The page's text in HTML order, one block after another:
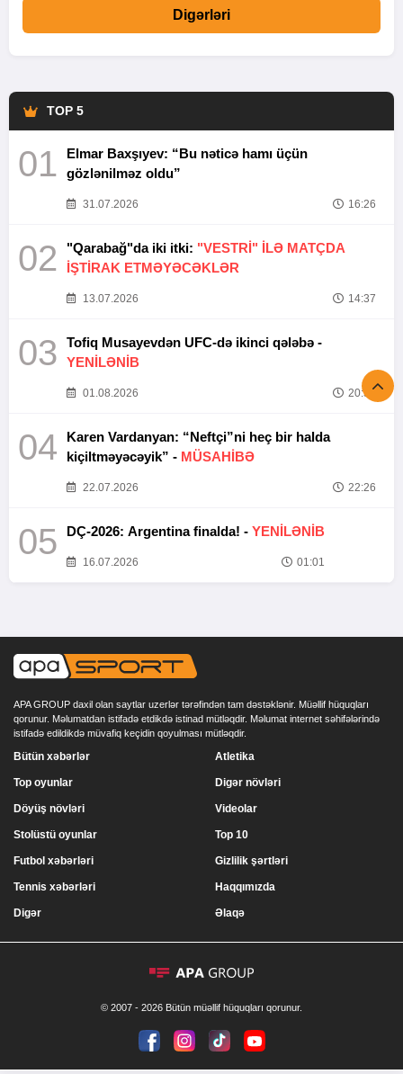
Digərləri
TOP 5
01
Elmar Baxşıyev: “Bu nəticə hamı üçün
gözlənilməz oldu”
31.07.2026 16:26
02 "Qarabağ"da iki itki: "VESTRİ" İLƏ MATÇDA
İŞTİRAK ETMƏYƏCƏKLƏR
13.07.2026 14:37
03
Tofiq Musayevdən UFC-də ikinci qələbə -
YENİLƏNİB
01.08.2026 20:52
04
Karen Vardanyan: “Neftçi”ni heç bir halda
kiçiltməyəcəyik” - MÜSAHİBƏ
22.07.2026 22:26
05 DÇ-2026: Argentina finalda! - YENİLƏNİB
16.07.2026 01:01
APA GROUP daxil olan saytlar uzerlər tərəfindən tam dəstəklənir. Müəllif hüquqları
qorunur. Məlumatdan istifadə etdikdə istinad mütləqdir. Məlumat internet səhifələrində
istifadə edildikdə müvafiq keçidin qoyulması mütləqdir.
Bütün xəbərlər
Top oyunlar
Döyüş növləri
Stolüstü oyunlar
Atletika
Digər növləri
Videolar
Top 10
Futbol xəbərləri
Tennis xəbərləri
Digər
Gizlilik şərtləri
Haqqımızda
Əlaqə
© 2007 - 2026 Bütün müəllif hüquqları qorunur.